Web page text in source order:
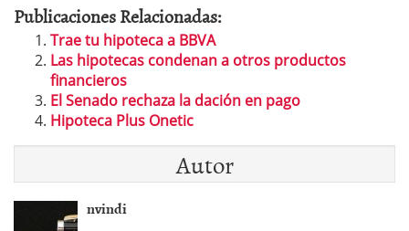
Publicaciones Relacionadas:
Trae tu hipoteca a BBVA
Las hipotecas condenan a otros productos
financieros
El Senado rechaza la dación en pago
Hipoteca Plus Onetic
Autor
nvindi